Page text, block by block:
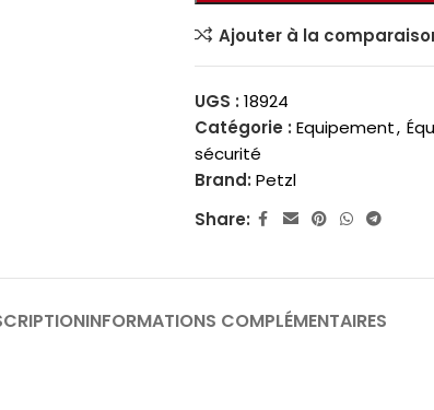
Ajouter à la
UGS : 18924
Catégorie : Equipement,
sécurité
Brand: Petzl
Share:
INFORMATIONS COMPLÉMENTAIRES